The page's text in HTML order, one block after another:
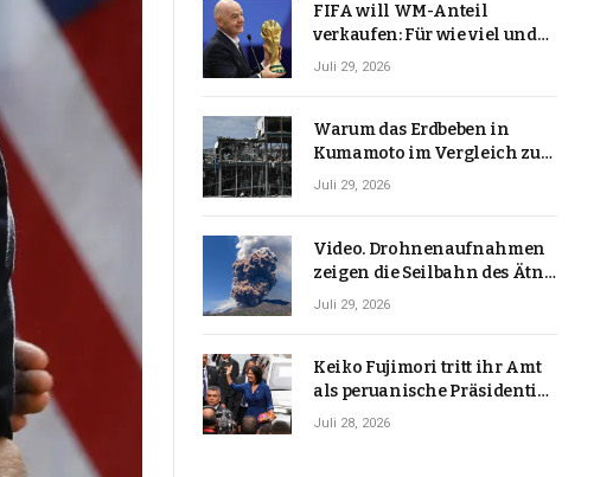
FIFA will WM-Anteil
verkaufen: Für wie viel und
warum macht Gianni
Juli 29, 2026
Warum das Erdbeben in
Kumamoto im Vergleich zu
den meisten Erdbeben, die
Juli 29, 2026
Video. Drohnenaufnahmen
zeigen die Seilbahn des Ätna
über einer Vulkanlandschaft
Juli 29, 2026
Keiko Fujimori tritt ihr Amt
als peruanische Präsidentin
an und verspricht, das
Juli 28, 2026